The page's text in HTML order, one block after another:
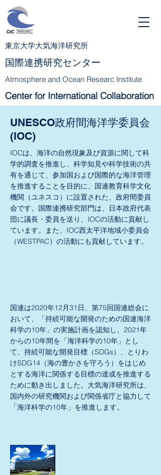
東京大学大気海洋研究所
国際連携研究センター
Atmosphere and Ocean Researc Institute
Center for International Collaboration
UNESCO政府間海洋学委員会
(IOC)
IOCは、海洋の自然現象及び資源に関して科
学的調査を推進し、科学知見や科学技術の共
有を通じて、参加国および国際的な海洋管理
を推進することを目的に、国連教育科学文化
機関（ユネスコ）に設置された、政府間委員
会です。国際連携研究部門は、日本政府代表
団に議長・委員を送り、IOCの活動に貢献し
ています。また、IOC西太平洋地域小委員会
（WESTPAC）の活動にも貢献しています。
国連は2020年12月31日、第75回国連総会に
おいて、「持続可能な開発のための国連海洋
科学の10年」の実施計画を認知し、2021年
からの10年間を「海洋科学の10年」とし
て、持続可能な開発目標（SDGs）、とりわ
けSDG14（海の豊かさを守ろう）をはじめ
とする海洋に関係する目標の達成を推進する
ために動き出しました。大気海洋研究所は、
国内外の研究機関および関係省庁と協力して
「海洋科学の10年」を推進します。